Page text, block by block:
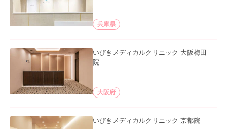
兵庫県
いびきメディカルクリニック 大阪梅田
院
大阪府
いびきメディカルクリニック 京都院